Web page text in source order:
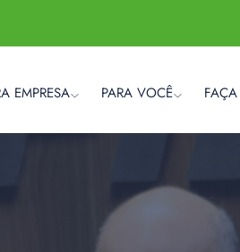
EMPRESA PARA VOCÊ